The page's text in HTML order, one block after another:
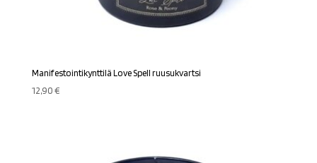
Manifestointikynttilä Love Spell ruusukvartsi
12,90€